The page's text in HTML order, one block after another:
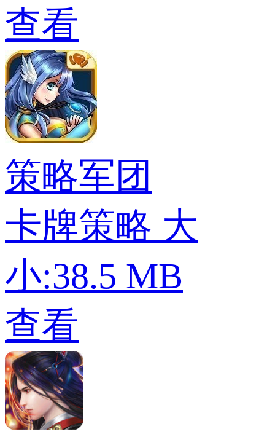
查看
策略军团
卡牌策略 大
小:38.5 MB
查看